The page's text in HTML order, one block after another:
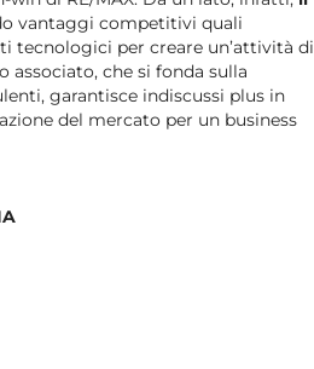
vantaggi competitivi quali
tecnologici per creare un’attività di
associato, che si fonda sulla
garantisce indiscussi plus in
del mercato per un business